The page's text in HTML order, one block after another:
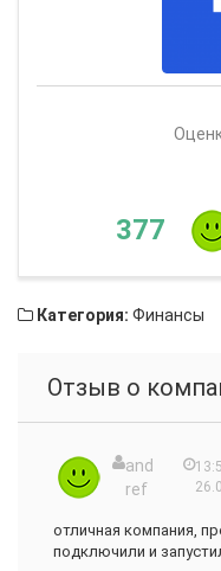
377
Категория: Финансы
Отзыв о
​and
ref
отличная компания,
подключили и